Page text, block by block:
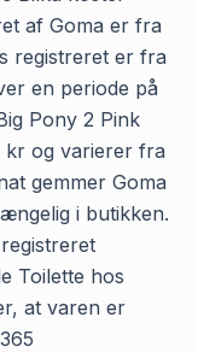
af Goma er fra
registreret er fra
en periode på
Pony 2 Pink
kr og varierer fra
gemmer Goma
i butikken.
Toilette hos
at varen er